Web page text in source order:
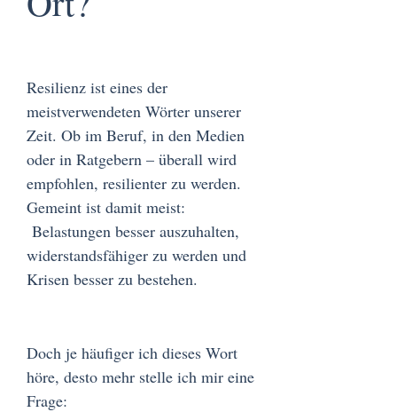
Resilienz ist eines der
meistverwendeten Wörter unserer
Zeit. Ob im Beruf, in den Medien
oder in Ratgebern – überall wird
empfohlen, resilienter zu werden.
Gemeint ist damit meist:
Belastungen besser auszuhalten,
widerstandsfähiger zu werden und
Krisen besser zu bestehen.
Doch je häufiger ich dieses Wort
höre, desto mehr stelle ich mir eine
Frage: